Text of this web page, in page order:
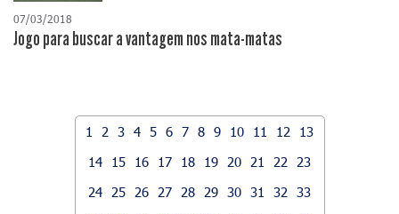
07/03/2018
Jogo para buscar a vantagem nos mata-matas
1 2 3 4 5 6 7 8 9 10 11 12
13
14
15 16 17 18 19 20 21 22
23
24
25 26 27 28 29 30 31 32
33